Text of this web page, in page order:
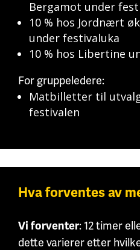
Bergamot under
10 % hos Jordnært
under festivaluka
10 % hos Libertine
For gruppeledere:
Matbilletter til
festivalen
Hva forventes av
Vi forventer: 12 timer
dette varierer etter